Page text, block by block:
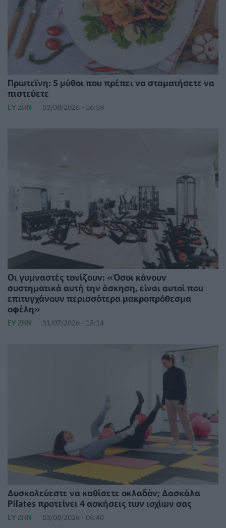
Πρωτεΐνη: 5 μύθοι που πρέπει να σταματήσετε να
πιστεύετε
ΕΥ ΖΗΝ 03/08/2026 - 16:59
Οι γυμναστές τονίζουν: «Όσοι κάνουν
συστηματικά αυτή την άσκηση, είναι αυτοί που
επιτυγχάνουν περισσότερα μακροπρόθεσμα
οφέλη»
ΕΥ ΖΗΝ 31/07/2026 - 15:14
Δυσκολεύεστε να καθίσετε οκλαδόν; Δασκάλα
Pilates προτείνει 4 ασκήσεις των ισχίων σας
ΕΥ ΖΗΝ 03/08/2026 - 06:40